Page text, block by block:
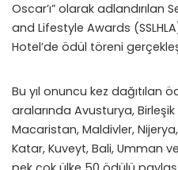
Oscar’ı” olarak adlandırılan
and Lifestyle Awards
Hotel’de ödül töreni
Bu yıl onuncu kez dağıtılan
aralarında Avusturya, Birleşik
Macaristan, Maldivler,
Katar, Kuveyt, Bali, Umman